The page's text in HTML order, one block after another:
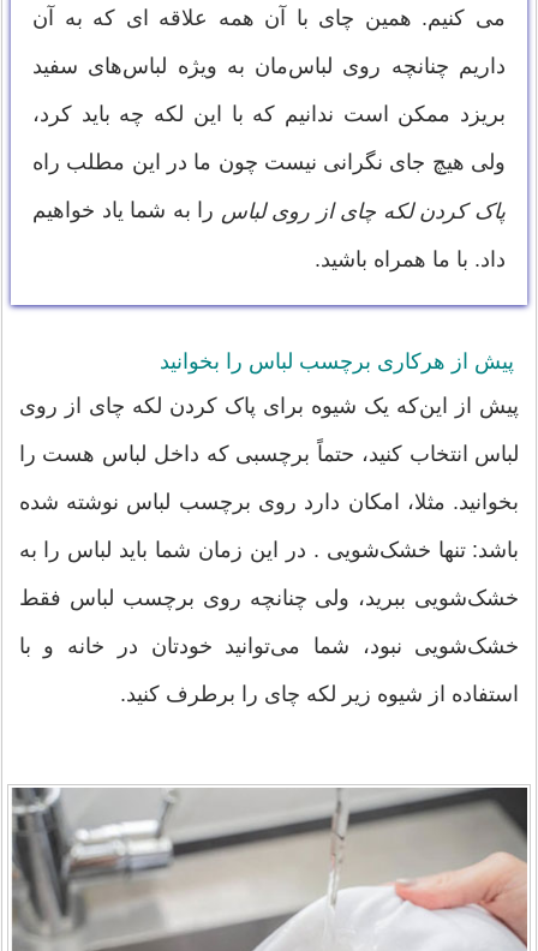
می کنیم. همین چای با آن همه علاقه ای که به آن
داریم چنانچه روی لباس‌مان به‌ ویژه لباس‌های سفید
بریزد ممکن است ندانیم که با این لکه چه باید کرد،
ولی هیچ جای نگرانی نیست چون ما در این مطلب راه
پاک کردن لکه چای از روی لباس را به شما یاد خواهیم
داد. با ما همراه باشید.
پیش از هرکاری برچسب لباس را بخوانید
پیش از این‌که یک شیوه برای پاک کردن لکه چای از روی
لباس انتخاب کنید، حتماً برچسبی که داخل لباس هست را
بخوانید. مثلا، امکان دارد روی برچسب لباس نوشته شده
باشد: تنها خشک‌شویی . در این زمان شما باید لباس را به
خشک‌شویی ببرید، ولی چنانچه روی برچسب لباس فقط
خشک‌شویی نبود، شما می‌توانید خودتان در خانه و با
استفاده از شیوه زیر لکه چای را برطرف کنید.